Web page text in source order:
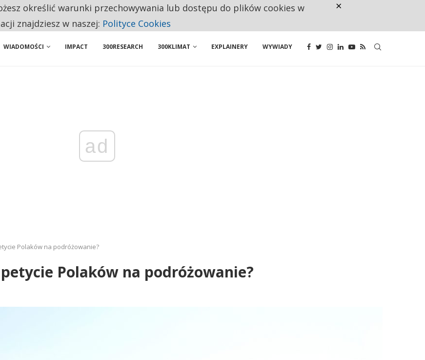
NA LIŚCIE SĄ DWA PODMIOTY Z POLSKI
WIADOMOŚCI IMPACT 300RESEARCH 300KLIMAT EXPLAINERY WYWIADY
ad
Polaków na podróżowanie?
Polaków na podróżowanie?
określić warunki przechowywania lub dostępu do plików cookies w
znajdziesz w naszej: Polityce Cookies
×